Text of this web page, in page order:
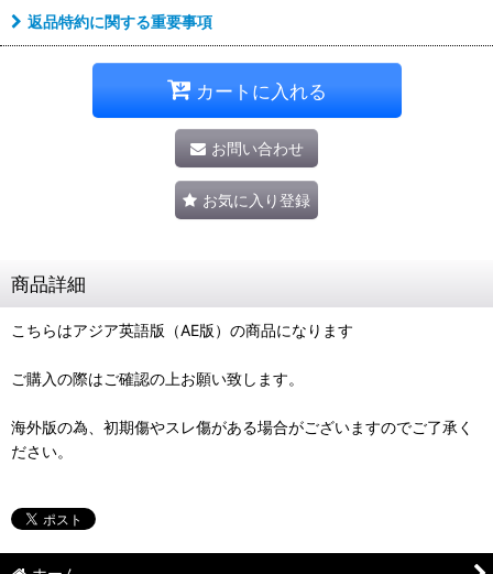
返品特約に関する重要事項
カートに入れる
お問い合わせ
お気に入り登録
商品詳細
こちらはアジア英語版（AE版）の商品になります
ご購入の際はご確認の上お願い致します。
海外版の為、初期傷やスレ傷がある場合がございますのでご了承く
ださい。